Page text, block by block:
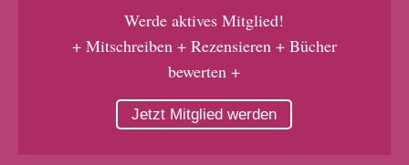
Werde aktives Mitglied!
+ Mitschreiben + Rezensieren + Bücher
bewerten +
Jetzt Mitglied werden